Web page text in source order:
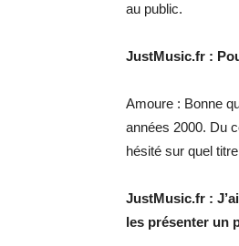
au public.
JustMusic.fr :
Amoure : Bonne
années 2000. Du
hésité sur quel
JustMusic.fr :
les présenter un